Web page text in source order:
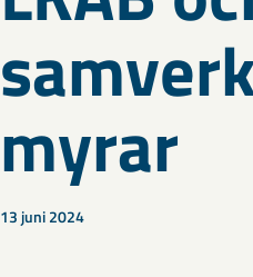
myrar
13 juni 2024